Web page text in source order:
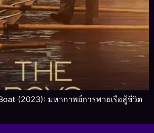
(2023): มหากาพย์การพายเรือสู้ชีวิต